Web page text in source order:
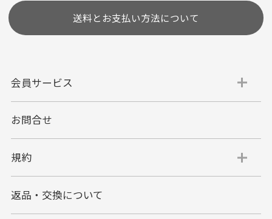
代金引換
代引手数料一律400円
す。
代金引換でのお支払い方法は現金のみとなりま
送料とお支払い方法について
会員サービス
お問合せ
規約
返品・交換について